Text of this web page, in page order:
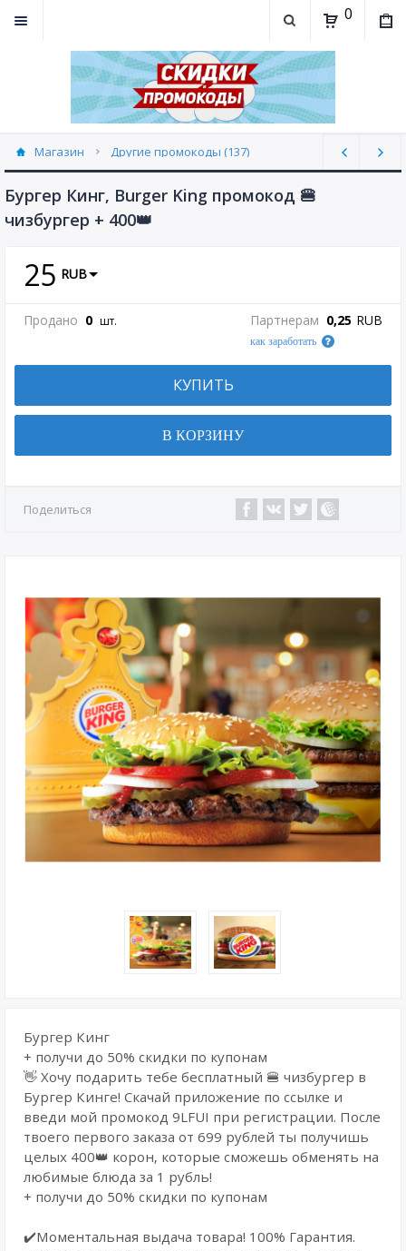
0
Магазин Другие промокоды (137)
Бургер Кинг, Burger King промокод 🍔
чизбургер + 400👑
25 RUB
Продано 0 шт. Партнерам 0,25 RUB
как заработать
КУПИТЬ
В КОРЗИНУ
Поделиться
Бургер Кинг
+ получи до 50% скидки по купонам
👋 Хочу подарить тебе бесплатный 🍔 чизбургер в
Бургер Кинге! Скачай приложение по ссылке и
введи мой промокод 9LFUI при регистрации. После
твоего первого заказа от 699 рублей ты получишь
целых 400👑 корон, которые сможешь обменять на
любимые блюда за 1 рубль!
+ получи до 50% скидки по купонам
✔️Моментальная выдача товара! 100% Гарантия.